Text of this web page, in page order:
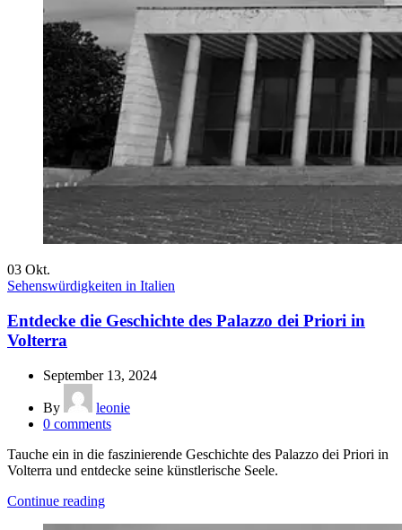
03 Okt.
Sehenswürdigkeiten in Italien
Entdecke die Geschichte des Palazzo dei Priori in
Volterra
September 13, 2024
By
leonie
0 comments
Tauche ein in die faszinierende Geschichte des Palazzo dei Priori in
Volterra und entdecke seine künstlerische Seele.
Continue reading